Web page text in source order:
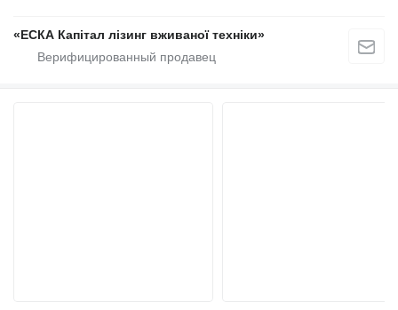
«ЕСКА Капітал лізинг вживаної техніки»